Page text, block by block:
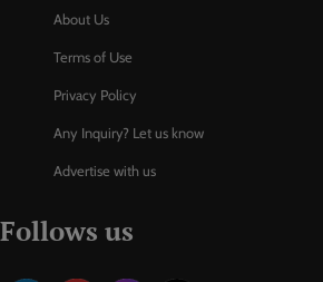
About Us
Terms of Use
Privacy Policy
Any Inquiry? Let us know
Advertise with us
Follows us